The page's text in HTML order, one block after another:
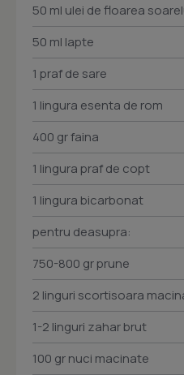
50 ml ulei de floarea
50 ml lapte
1 praf de sare
1 lingura esenta de rom
400 gr faina
1 lingura praf de copt
1 lingura bicarbonat
pentru deasupra:
750-800 gr prune
2 linguri scortisoara
1-2 linguri zahar brut
100 gr nuci macinate